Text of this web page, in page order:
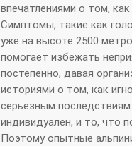
впечатлениями о том,
Симптомы, такие как
уже на высоте 2500
помогает избежать
постепенно, давая
историями о том, как
серьезным
индивидуален, и то, что
Поэтому опытные